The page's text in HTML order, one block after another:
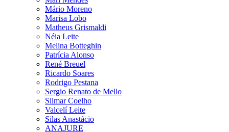
Mário Moreno
Marisa Lobo
Matheus Grismaldi
Néia Leite
Melina Botteghin
Patrícia Alonso
René Breuel
Ricardo Soares
Rodrigo Pestana
Sergio Renato de Mello
Silmar Coelho
Valcelí Leite
Silas Anastácio
ANAJURE